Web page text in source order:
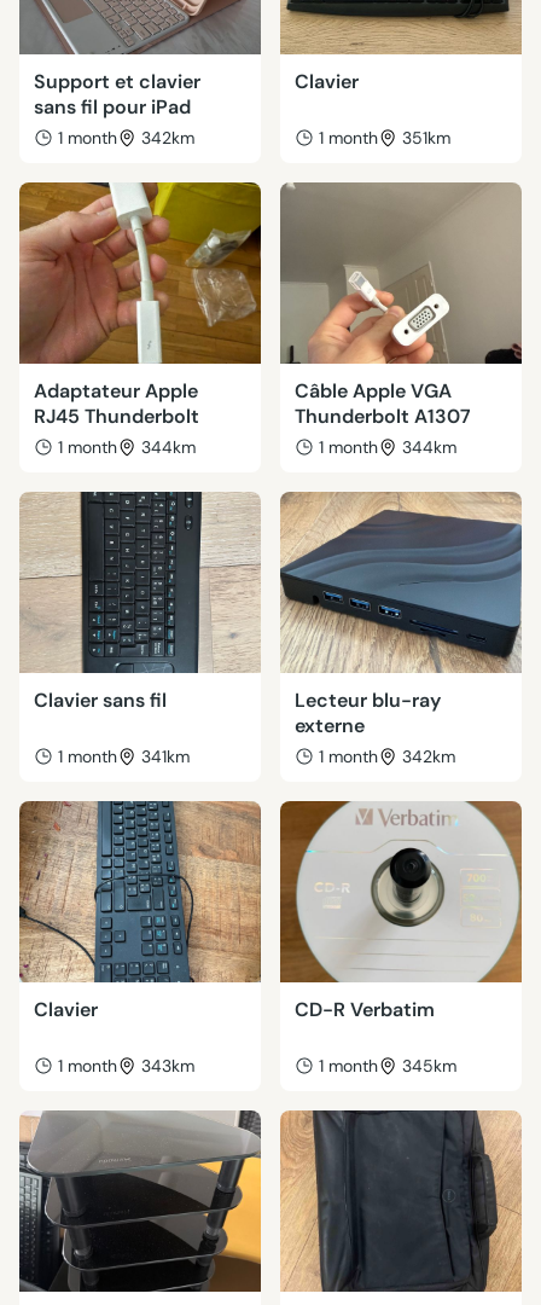
Support et clavier
sans fil pour iPad
1 month 342km
Clavier
1 month 351km
Adaptateur Apple
RJ45 Thunderbolt
1 month 344km
Câble Apple VGA
Thunderbolt A1307
1 month 344km
Clavier sans fil
1 month 341km
Lecteur blu-ray
externe
1 month 342km
Clavier
1 month 343km
CD-R Verbatim
1 month 345km